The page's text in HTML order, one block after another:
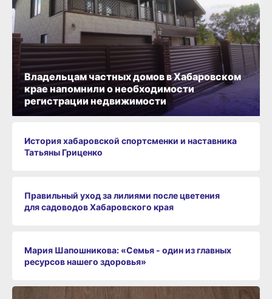
Владельцам частных домов в Хабаровском
крае напомнили о необходимости
регистрации недвижимости
История хабаровской спортсменки и наставника
Татьяны Гриценко
Правильный уход за лилиями после цветения
для садоводов Хабаровского края
Мария Шапошникова: «Семья - один из главных
ресурсов нашего здоровья»